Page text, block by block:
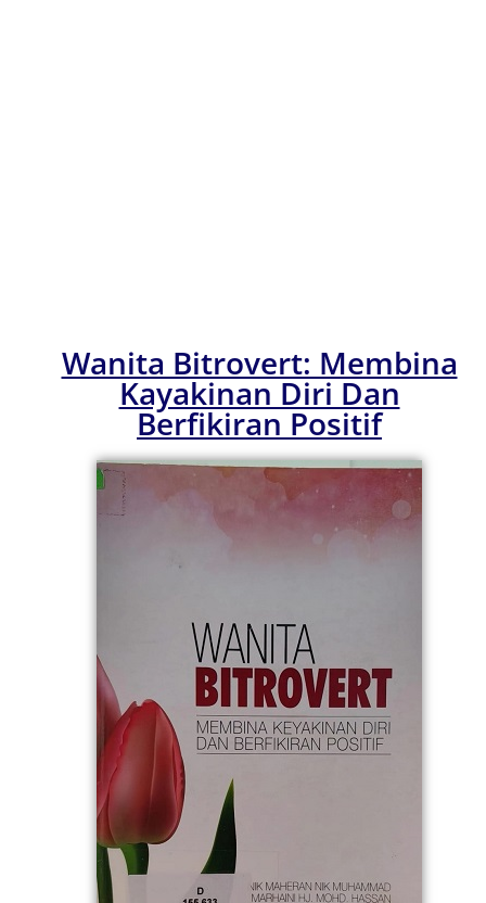
Wanita Bitrovert: Membina
Kayakinan Diri Dan
Berfikiran Positif